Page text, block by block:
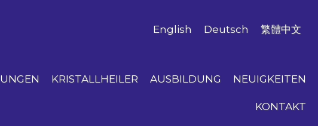
English Deutsch 繁體中文
KRISTALLHEILER AUSBILDUNG NEUIGKEITEN
KONTAKT